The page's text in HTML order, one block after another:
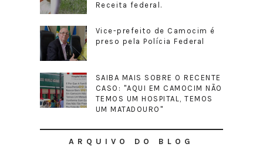
Receita federal.
Vice-prefeito de Camocim é
preso pela Polícia Federal
SAIBA MAIS SOBRE O RECENTE
CASO: "AQUI EM CAMOCIM NÃO
TEMOS UM HOSPITAL, TEMOS
UM MATADOURO"
ARQUIVO DO BLOG